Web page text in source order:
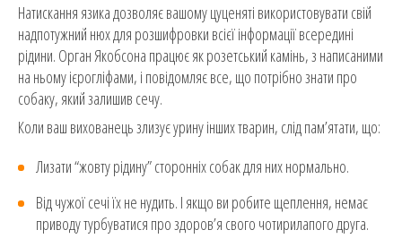
Натискання язика дозволяє вашому цуценяті використовувати свій
надпотужний нюх для розшифровки всієї інформації всередині
рідини. Орган Якобсона працює як розетський камінь, з написаними
на ньому ієрогліфами, і повідомляє все, що потрібно знати про
собаку, який залишив сечу.
Коли ваш вихованець злизує урину інших тварин, слід пам’ятати, що:
Лизати “жовту рідину” сторонніх собак для них нормально.
Від чужої сечі їх не нудить. І якщо ви робите щеплення, немає
приводу турбуватися про здоров’я свого чотирилапого друга.